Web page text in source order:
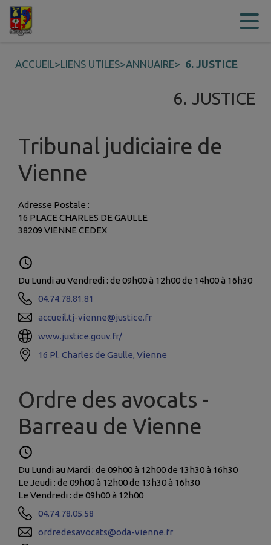
Contenu
ACCUEIL>LIENS UTILES>ANNUAIRE> 6. JUSTICE
6. JUSTICE
Tribunal judiciaire de
Vienne
Adresse Postale :
16 PLACE CHARLES DE GAULLE
38209 VIENNE CEDEX
Du Lundi au Vendredi : de 09h00 à 12h00 de 14h00 à 16h30
04.74.78.81.81
accueil.tj-vienne@justice.fr
www.justice.gouv.fr/
16 Pl. Charles de Gaulle, Vienne
Ordre des avocats -
Barreau de Vienne
Du Lundi au Mardi : de 09h00 à 12h00 de 13h30 à 16h30
Le Jeudi : de 09h00 à 12h00 de 13h30 à 16h30
Le Vendredi : de 09h00 à 12h00
04.74.78.05.58
ordredesavocats@oda-vienne.fr